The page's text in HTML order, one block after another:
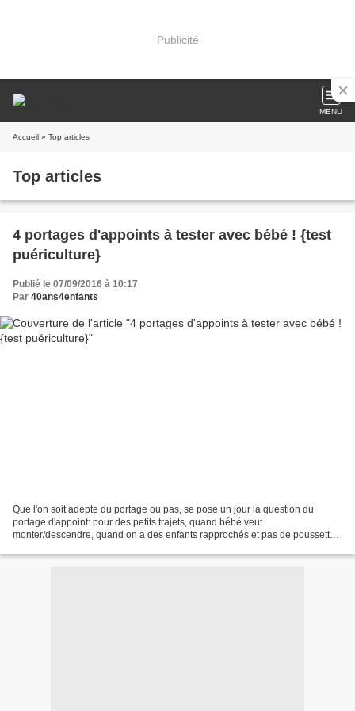
Publicité
MENU
Accueil » Top articles
Top articles
4 portages d'appoints à tester avec bébé ! {test
puériculture}
Publié le 07/09/2016 à 10:17
Par 40ans4enfants
Que l'on soit adepte du portage ou pas, se pose un jour la question du
portage d'appoint: pour des petits trajets, quand bébé veut
monter/descendre, quand on a des enfants rapprochés et pas de poussette